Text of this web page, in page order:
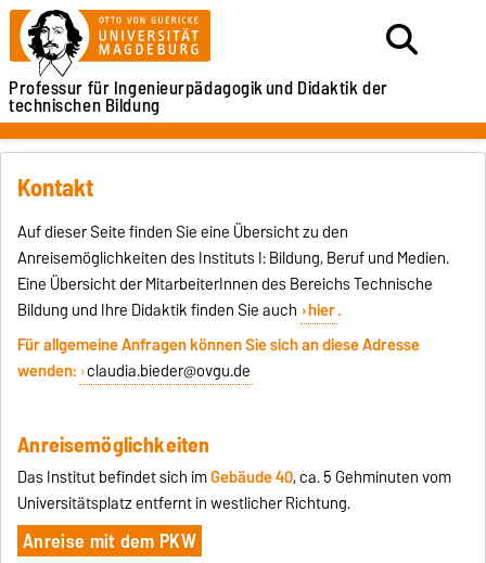
Professur für Ingenieurpädagogikund Didaktik der
technischen Bildung
Kontakt
Auf dieser Seite finden Sie eine Übersicht zu den
Anreisemöglichkeiten des Instituts I: Bildung, Beruf und Medien.
Eine Übersicht der MitarbeiterInnen des Bereichs Technische
Bildung und Ihre Didaktik finden Sie auch hier.
Für allgemeine Anfragen können Sie sich an diese Adresse
wenden: claudia.bieder@ovgu.de
Anreisemöglichkeiten
Das Institut befindet sich imGebäude 40, ca. 5 Gehminuten vom
Universitätsplatz entfernt in westlicher Richtung.
Anreise mit dem PKW